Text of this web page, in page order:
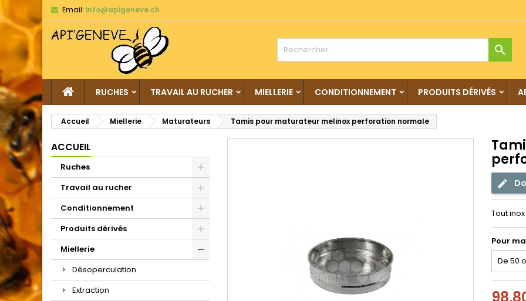
Email: info@apigeneve.ch

RUCHES TRAVAIL AU RUCHER MIELLERIE CONDITIONNEMENT PRODUITS DÉRIVÉS
Accueil Miellerie Maturateurs Tamis pour maturateur melinox perforation normale
ACCUEIL
Ruches
Travail au rucher
Conditionnement
Produits dérivés
Miellerie
Désoperculation
Extraction
Tout
Pour